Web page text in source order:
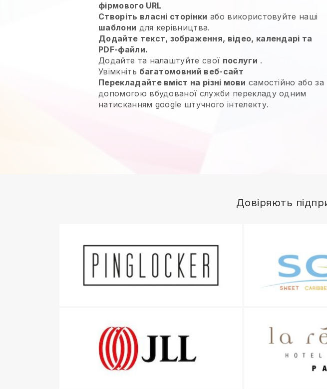
фірмового URL
Створіть власні сторінки або використовуйте наші
шаблони для керівництва.
Додайте текст, зображення, відео, календарі та
PDF-файли.
Додайте та налаштуйте свої послуги .
Увімкніть багатомовний веб-сайт
Перекладайте вміст на різні мови самостійно або за
допомогою вбудованої служби перекладу одним
натисканням google штучного інтелекту.
Довіряють